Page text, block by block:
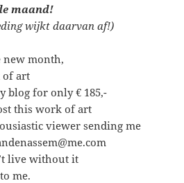
maand!
wijkt daarvan af!)
new month,
of art
blog for only € 185,-
this work of art
viewer sending me
live without it
me.